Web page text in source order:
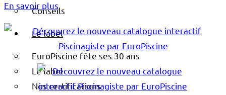
Conseils
Le label
EuroPiscine fête ses 30 ans
Le label
Nos certifications
En savoir plus
Piscinistes, constructeurs de